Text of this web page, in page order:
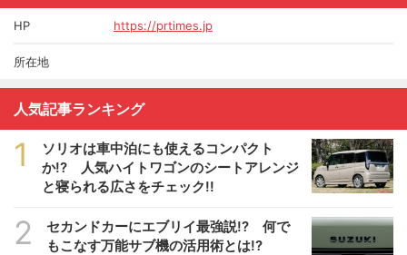
HP https://prtimes.jp
所在地
人気記事ランキング
1
ソリオは車中泊にも使えるコンパクト
か!? 人気ハイトワゴンのシートアレンジ
と寝られる広さをチェック!!
2
セカンドカーにエブリイ最強説!? 何で
もこなす万能サブ機の活用術とは!?